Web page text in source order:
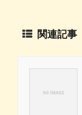
関連記事